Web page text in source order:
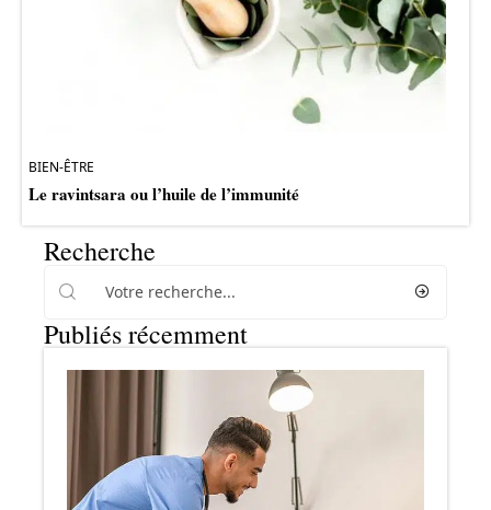
BIEN-ÊTRE
Le ravintsara ou l’huile de l’immunité
Recherche
Publiés récemment